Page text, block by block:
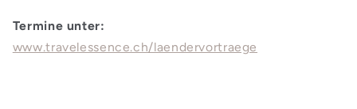
Termine unter:
www.travelessence.ch/laendervortraege